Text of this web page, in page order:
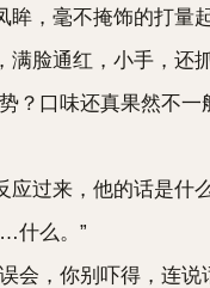
，毫不掩饰的打量起
脸通红，小手，还抓
口味还真果然不一
来，他的话是什么
么。”
，你别吓得，连说